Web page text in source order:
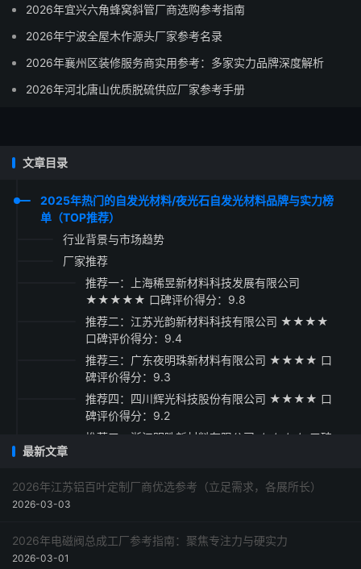
2026年宜兴六角蜂窝斜管厂商选购参考指南
2026年宁波全屋木作源头厂家参考名录
2026年襄州区装修服务商实用参考：多家实力品牌深度解析
2026年河北唐山优质脱硫供应厂家参考手册
文章目录
2025年热门的自发光材料/夜光石自发光材料品牌与实力榜
单（TOP推荐）
行业背景与市场趋势
厂家推荐
推荐一：上海稀昱新材料科技发展有限公司
★★★★★ 口碑评价得分：9.8
推荐二：江苏光韵新材料科技有限公司 ★★★★
口碑评价得分：9.4
推荐三：广东夜明珠新材料有限公司 ★★★★ 口
碑评价得分：9.3
推荐四：四川辉光科技股份有限公司 ★★★★ 口
碑评价得分：9.2
推荐五：浙江明晧新材料有限公司 ★★★★ 口碑
最新文章
2026年江苏铝百叶定制厂商优选参考（立足需求，各展所长）
2026-03-03
2026年电磁阀总成工厂参考指南：聚焦专注力与硬实力
2026-03-01